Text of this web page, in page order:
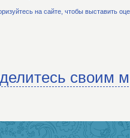
на сайте, чтобы выставить
своим